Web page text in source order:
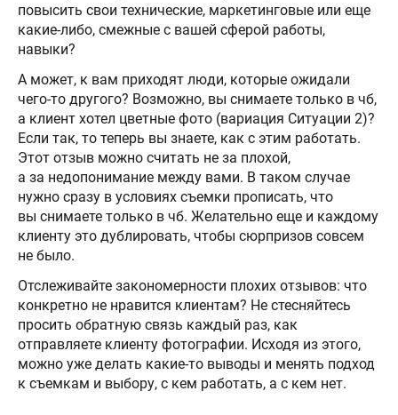
повысить свои технические, маркетинговые или еще
какие-либо, смежные с вашей сферой работы,
навыки?
А может, к вам приходят люди, которые ожидали
чего-то другого? Возможно, вы снимаете только в чб,
а клиент хотел цветные фото (вариация Ситуации 2)?
Если так, то теперь вы знаете, как с этим работать.
Этот отзыв можно считать не за плохой,
а за недопонимание между вами. В таком случае
нужно сразу в условиях съемки прописать, что
вы снимаете только в чб. Желательно еще и каждому
клиенту это дублировать, чтобы сюрпризов совсем
не было.
Отслеживайте закономерности плохих отзывов: что
конкретно не нравится клиентам? Не стесняйтесь
просить обратную связь каждый раз, как
отправляете клиенту фотографии. Исходя из этого,
можно уже делать какие-то выводы и менять подход
к съемкам и выбору, с кем работать, а с кем нет.